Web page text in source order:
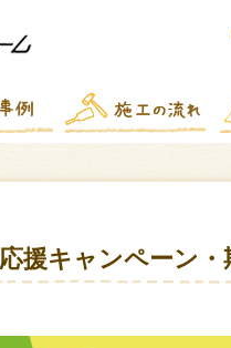
援キャンペーン・